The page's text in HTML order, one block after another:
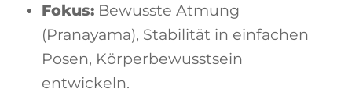
Fokus: Bewusste Atmung
(Pranayama), Stabilität in einfachen
Posen, Körperbewusstsein
entwickeln.